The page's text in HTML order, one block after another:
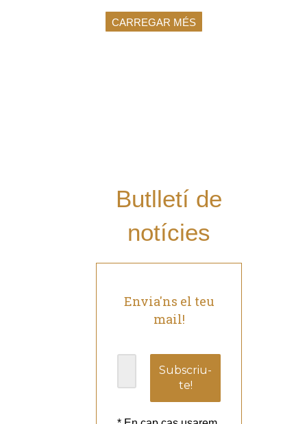
CARREGAR MÉS
Butlletí de
notícies
Envia'ns el teu
mail!